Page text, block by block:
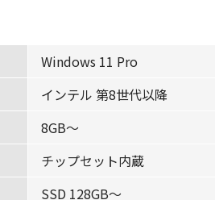
Windows 11 Pro
インテル 第8世代以降
8GB〜
チップセット内蔵
SSD 128GB〜